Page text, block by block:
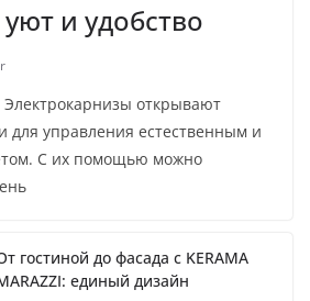
и удобство
открывают
для управления естественным и
С их помощью можно
гостиной до фасада с KERAMA
единый дизайн